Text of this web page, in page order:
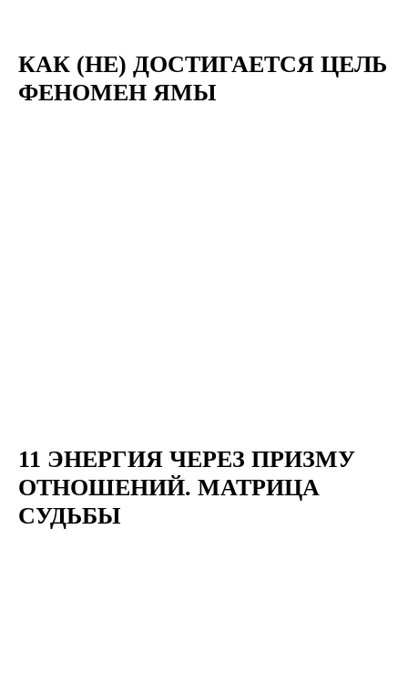
КАК (НЕ) ДОСТИГАЕТСЯ ЦЕЛЬ
ФЕНОМЕН ЯМЫ
11 ЭНЕРГИЯ ЧЕРЕЗ ПРИЗМУ
ОТНОШЕНИЙ. МАТРИЦА
СУДЬБЫ